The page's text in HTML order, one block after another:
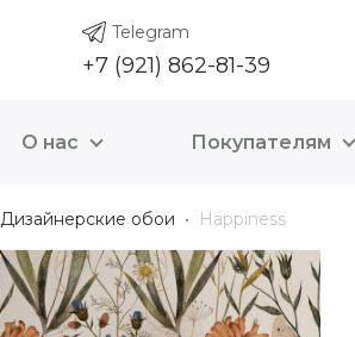
Telegram
+7 (921) 862-81-39
О нас Покупателям
Дизайнерские обои Happiness